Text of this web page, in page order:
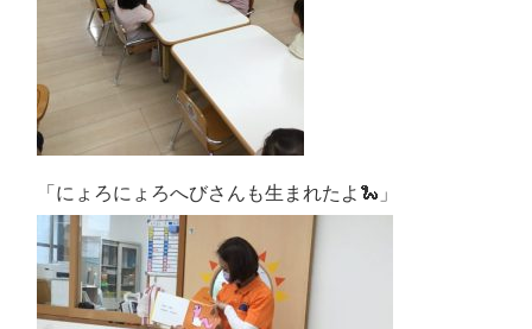
「にょろにょろへびさんも生まれたよ🐍」